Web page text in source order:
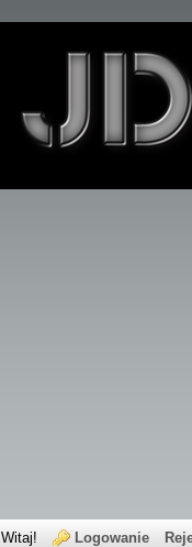
Witaj! Logowanie